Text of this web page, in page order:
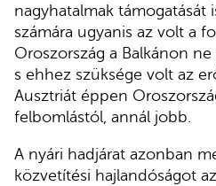
nagyhatalmak támogatását
számára ugyanis az volt a
Oroszország a Balkánon
s ehhez szüksége volt az
Ausztriát éppen
felbomlástól, annál jobb.
A nyári hadjárat azonban
közvetítési hajlandóságot